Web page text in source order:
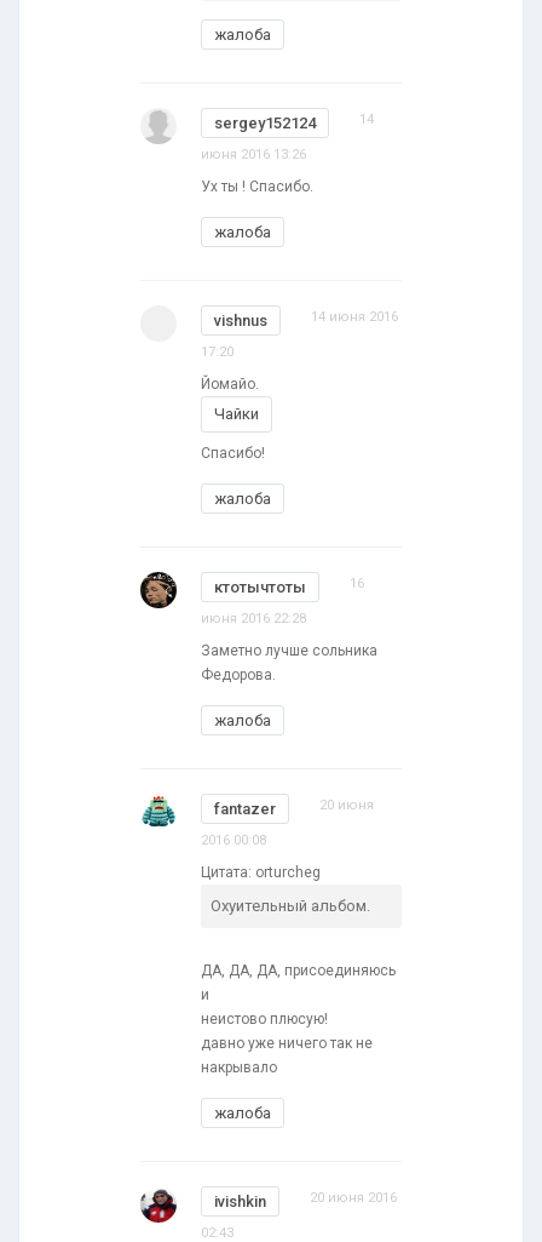
жалоба
sergey152124 14
июня 2016 13:26
Ух ты ! Спасибо.
жалоба
vishnus 14 июня 2016
17:20
Йомайо.
Чайки
Спасибо!
жалоба
ктотычтоты 16
июня 2016 22:28
Заметно лучше сольника
Федорова.
жалоба
fantazer 20 июня
2016 00:08
Цитата: orturcheg
Охуительный альбом.
ДА, ДА, ДА, присоединяюсь
и
неистово плюсую!
давно уже ничего так не
накрывало
жалоба
ivishkin 20 июня 2016
02:43